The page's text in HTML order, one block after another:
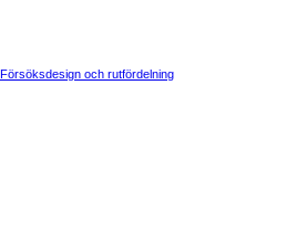
Försöksdesign och rutfördelning